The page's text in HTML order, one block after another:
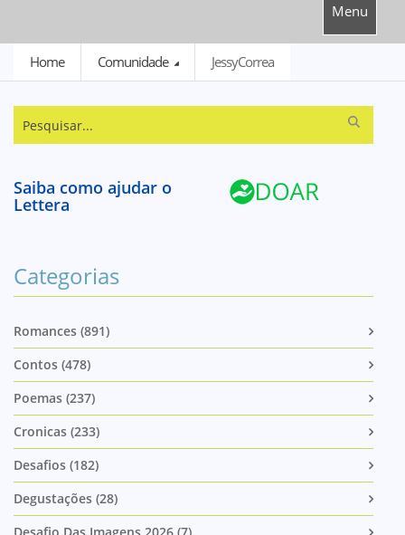
Menu
Home Comunidade JessyCorrea
Saiba como ajudar o
Lettera
Categorias
Romances (891)
Contos (478)
Poemas (237)
Cronicas (233)
Desafios (182)
Degustações (28)